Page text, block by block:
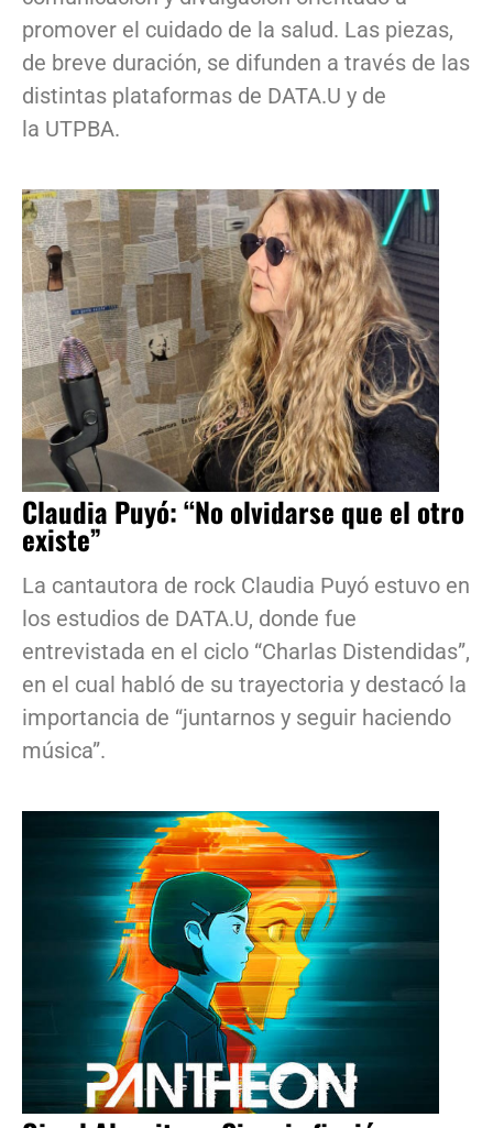
promover el cuidado de la salud. Las piezas,
de breve duración, se difunden a través de las
distintas plataformas de DATA.U y de
la UTPBA.
Claudia Puyó: “No olvidarse que el otro
existe”
La cantautora de rock Claudia Puyó estuvo en
los estudios de DATA.U, donde fue
entrevistada en el ciclo “Charlas Distendidas”,
en el cual habló de su trayectoria y destacó la
importancia de “juntarnos y seguir haciendo
música”.